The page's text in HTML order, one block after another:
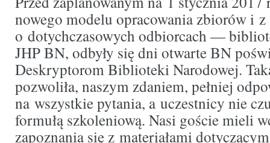
nowego modelu opracowania zbiorów i
o dotychczasowych odbiorcach —
JHP BN, odbyły się dni otwarte BN
Deskryptorom Biblioteki Narodowej.
pozwoliła, naszym zdaniem, pełniej
na wszystkie pytania, a uczestnicy nie
formułą szkoleniową. Nasi goście mieli
zapoznania się z materiałami